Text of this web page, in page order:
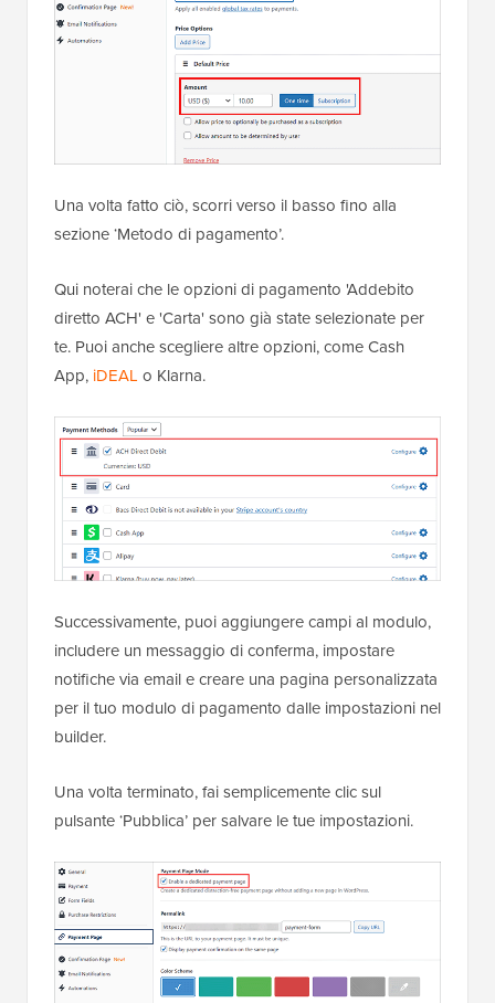
Una volta fatto ciò, scorri verso il basso fino alla
sezione ‘Metodo di pagamento’.
Qui noterai che le opzioni di pagamento 'Addebito
diretto ACH' e 'Carta' sono già state selezionate per
te. Puoi anche scegliere altre opzioni, come Cash
App, iDEAL o Klarna.
Successivamente, puoi aggiungere campi al modulo,
includere un messaggio di conferma, impostare
notifiche via email e creare una pagina personalizzata
per il tuo modulo di pagamento dalle impostazioni nel
builder.
Una volta terminato, fai semplicemente clic sul
pulsante ‘Pubblica’ per salvare le tue impostazioni.